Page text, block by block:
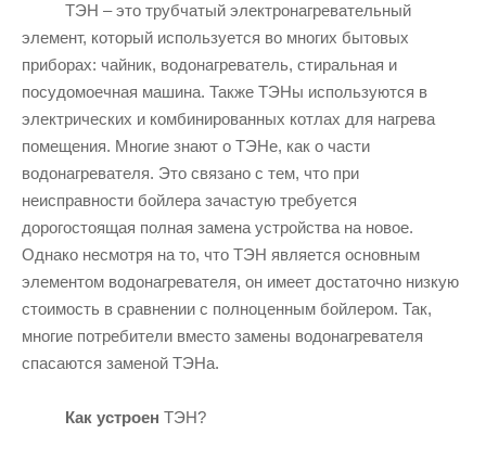
ТЭН – это трубчатый электронагревательный
элемент, который используется во многих бытовых
приборах: чайник, водонагреватель, стиральная и
посудомоечная машина. Также ТЭНы используются в
электрических и комбинированных котлах для нагрева
помещения. Многие знают о ТЭНе, как о части
водонагревателя. Это связано с тем, что при
неисправности бойлера зачастую требуется
дорогостоящая полная замена устройства на новое.
Однако несмотря на то, что ТЭН является основным
элементом водонагревателя, он имеет достаточно низкую
стоимость в сравнении с полноценным бойлером. Так,
многие потребители вместо замены водонагревателя
спасаются заменой ТЭНа.
Как устроен ТЭН?